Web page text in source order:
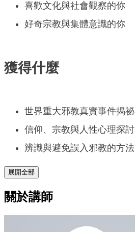
喜歡文化與社會觀察的你
好奇宗教與集體意識的你
獲得什麼
世界重大邪教真實事件揭祕
信仰、宗教與人性心理探討
辨識與避免誤入邪教的方法
展開全部
關於講師